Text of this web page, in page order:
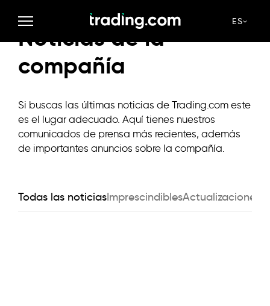
ES
Noticias de la
compañía
Si buscas las últimas noticias de Trading.com este
es el lugar adecuado. Aquí tienes nuestros
comunicados de prensa más recientes, además
de importantes anuncios sobre la compañía.
Todas las noticiasImprescindiblesActualizaciones